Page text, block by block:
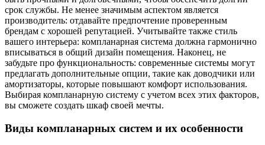
срок службы. Не менее значимым аспектом является
производитель: отдавайте предпочтение проверенным
брендам с хорошей репутацией. Учитывайте также стиль
вашего интерьера: компланарная система должна гармонично
вписываться в общий дизайн помещения. Наконец, не
забудьте про функциональность: современные системы могут
предлагать дополнительные опции, такие как доводчики или
амортизаторы, которые повышают комфорт использования.
Выбирая компланарную систему с учетом всех этих факторов,
вы сможете создать шкаф своей мечты.
Виды компланарных систем и их особенности